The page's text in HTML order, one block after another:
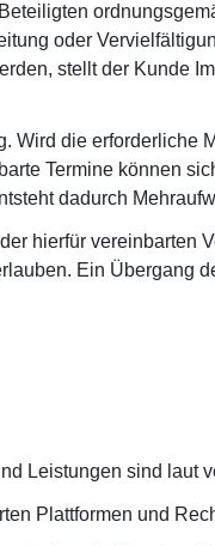
oder
stellt der Kunde
die erforderliche
Termine können
dadurch
hierfür vereinbarten
Ein Übergang
Leistungen sind laut
Plattformen und